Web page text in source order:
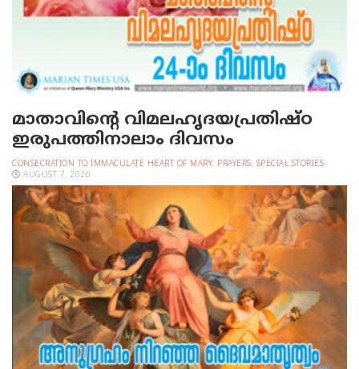
മാതാവിന്റെ വിമലഹൃദയപ്രതിഷ്ഠ
ഇരുപത്തിനാലാം ദിവസം
CONSECRATION TO IMMACULATE HEART OF MARY, PRAYERS, SPECIAL STORIES
AUGUST 7, 2026